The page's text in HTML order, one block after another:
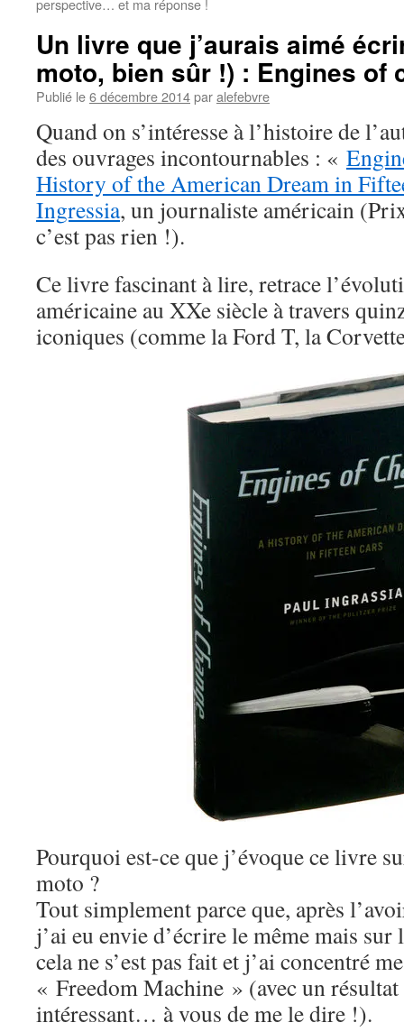
perspective… et ma réponse !
Un livre que j’aurais aimé
moto, bien sûr !) : Engines of
Publié le6 décembre 2014paralefebvre
Quand on s’intéresse à l’histoire de
des ouvrages incontournables : «
History of the American Dream in
Ingressia, un journaliste américain
c’est pas rien !).
Ce livre fascinant à lire, retrace
américaine au XXe siècle à travers
iconiques (comme la Ford T, la
Pourquoi est-ce que j’évoque ce livre
moto ?
Tout simplement parce que, après
j’ai eu envie d’écrire le même mais
cela ne s’est pas fait et j’ai concentré
« Freedom Machine » (avec un résultat
intéressant… à vous de me le dire !).